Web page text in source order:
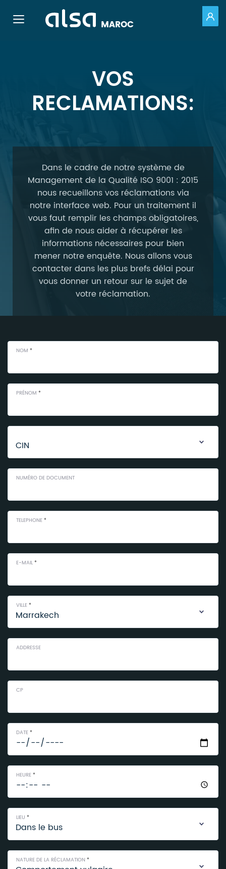
Toggle navigation MAROC
VOS
RECLAMATIONS:
Dans le cadre de notre système de
Management de la Qualité ISO 9001 : 2015
nous recueillons vos réclamations via
notre interface web. Pour un traitement il
vous faut remplir les champs obligatoires,
afin de nous aider à récupérer les
informations nécessaires pour bien
mener notre enquête. Nous allons vous
contacter dans les plus brefs délai pour
vous donner un retour sur le sujet de
votre réclamation.
NOM *
PRÉNOM *
NUMÉRO DE DOCUMENT
TELEPHONE*
E-MAIL*
VILLE*
ADDRESSE
CP
DATE*
HEURE*
LIEU *
NATURE DE LA RÉCLAMATION*